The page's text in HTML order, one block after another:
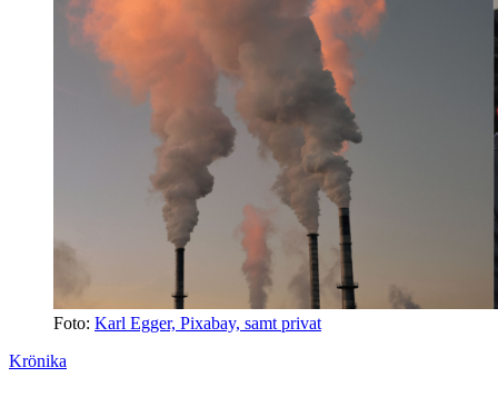
Foto: Karl Egger, Pixabay, samt privat
Krönika